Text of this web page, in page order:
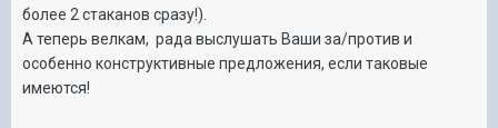
более 2 стаканов сразу!).
А теперь велкам, рада выслушать Ваши за/против и
особенно конструктивные предложения, если таковые
имеются!